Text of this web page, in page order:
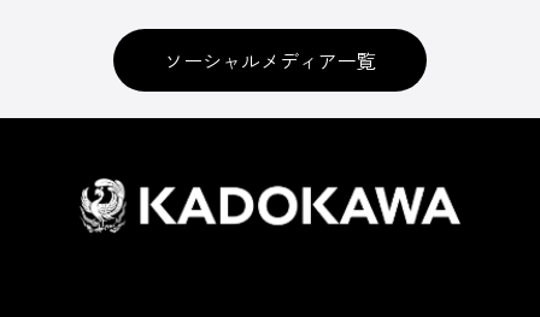
ソーシャルメディア一覧